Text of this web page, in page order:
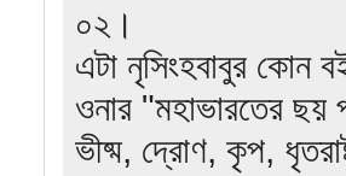
০২।
এটা নৃসিংহবাবুর কোন
ওনার "মহাভারতের
ভীষ্ম, দ্রোণ, কৃপ,